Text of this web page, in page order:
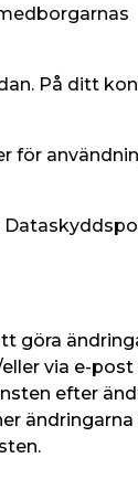
På ditt
för
göra
via e-post
efter
ändringarna